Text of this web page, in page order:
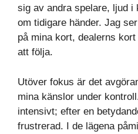
sig av andra spelare, ljud i
om tidigare händer. Jag
på mina kort, dealerns
att följa.
Utöver fokus är det
mina känslor under
intensivt; efter en
frustrerad. I de lägena